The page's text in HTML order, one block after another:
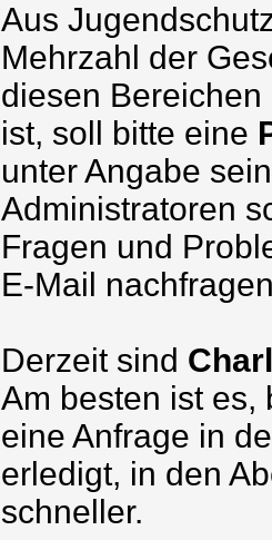
Aus
Mehrzahl der
diesen
ist, soll bitte eine
unter Angabe
Administratoren
Fragen und
E-Mail
Derzeit sind
Am besten ist es,
eine Anfrage in
erledigt, in den
schneller.